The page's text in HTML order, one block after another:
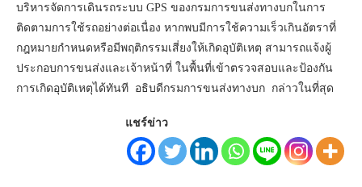
บริหารจัดการเดินรถระบบ GPS ของกรมการขนส่งทางบกในการ
ติดตามการใช้รถอย่างต่อเนื่อง หากพบมีการใช้ความเร็วเกินอัตราที่
กฎหมายกำหนดหรือมีพฤติกรรมเสี่ยงให้เกิดอุบัติเหตุ สามารถแจ้งผู้
ประกอบการขนส่งและเจ้าหน้าที่ ในพื้นที่เข้าตรวจสอบและป้องกัน
การเกิดอุบัติเหตุได้ทันที อธิบดีกรมการขนส่งทางบก กล่าวในที่สุด
แชร์ข่าว